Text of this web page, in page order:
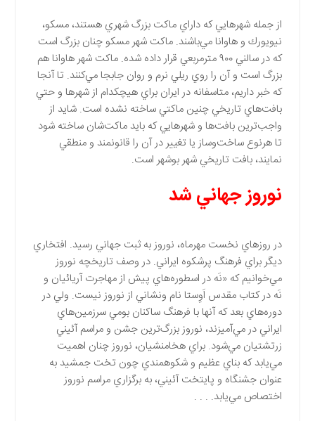
از جمله شهرهايي كه داراي ماكت بزرگ شهري هستند، مسكو،
نيويورك و هاوانا مي‌باشند. ماكت شهر مسكو چنان بزرگ است
كه در سالني ۹۰۰ مترمربعي قرار داده شده. ماكت شهر هاوانا هم
بزرگ است و آن را روي ريلي نرم و روان جابجا مي‌كنند. تا آنجا
كه خبر داريم، متاسفانه در ايران براي هيچكدام از شهرها و حتي
بافت‌هاي تاريخي چنين ماكتي ساخته نشده است. شايد از
واجب‌ترين بافت‌ها و شهرهايي كه بايد ماكت‌شان ساخته شود
تا هرنوع ساخت‌و‌ساز يا تغيير در آن را قانونمند و منطقي
نمايند، بافت تاريخي شهر بوشهر است.
نوروز جهاني شد
در روزهاي نخست مهرماه، نوروز به ثبت جهاني رسيد. افتخاري
ديگر براي فرهنگ پرشكوه ايراني. در وصف تاريخچه نوروز
مي‌خوانيم كه «نَه در اسطوره‌هاي پيش از مهاجرت آريائيان و
نَه در كتاب مقدس اَوِستا نام ونشاني از نوروز نيست. ولي در
دوره‌هاي بعد كه آنها با فرهنگ ساكنان بومي سرزمين‌هاي
ايراني در مي‌آميزند، نوروز بزرگ‌ترين جشن و مراسم آئيني
زرتشتيان مي‌شود. براي هخامنشيان، نوروز چنان اهميت
مي‌يابد كه بناي عظيم و شكوهمندي چون تخت جمشيد به
عنوان جشنگاه و پايتخت آئيني، به برگزاري مراسم نوروز
اختصاص مي‌يابد. . . .